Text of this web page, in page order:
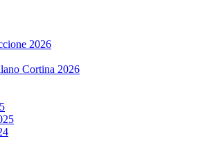
2026
Cortina 2026